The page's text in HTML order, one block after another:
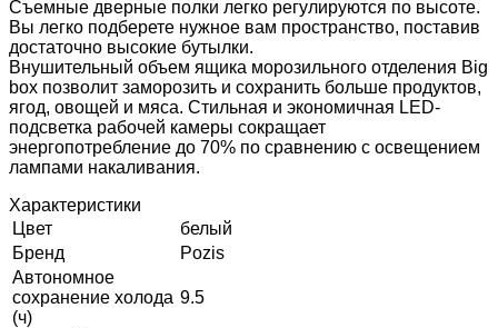
Съемные дверные полки легко регулируются по высоте.
Вы легко подберете нужное вам пространство, поставив
достаточно высокие бутылки.
Внушительный объем ящика морозильного отделения Big
box позволит заморозить и сохранить больше продуктов,
ягод, овощей и мяса. Стильная и экономичная LED-
подсветка рабочей камеры сокращает
энергопотребление до 70% по сравнению с освещением
лампами накаливания.
Характеристики
Цвет
белый
Бренд
Pozis
Автономное
сохранение холода
(ч)
9.5